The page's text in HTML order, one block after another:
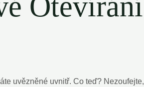
​uvězněné uvnitř. Co teď?